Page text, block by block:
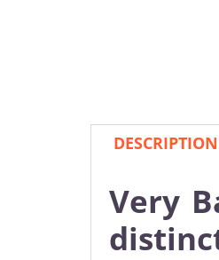
DESCRIPTION
Very